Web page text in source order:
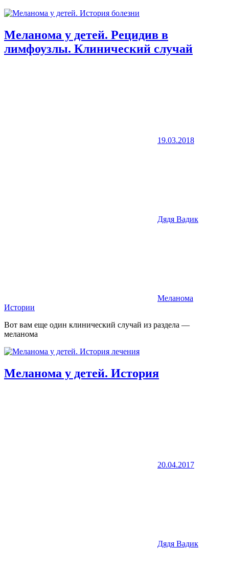
Меланома у детей. Рецидив в
лимфоузлы. Клинический случай
19.03.2018
Дядя Вадик
Меланома
Истории
Вот вам еще один клинический случай из раздела —
меланома
Меланома у детей. История
20.04.2017
Дядя Вадик